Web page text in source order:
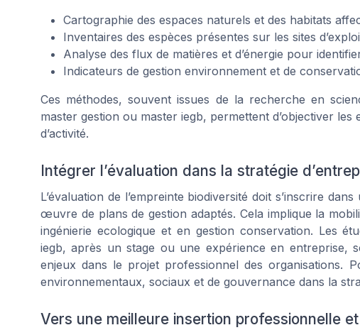
Cartographie des espaces naturels et des habitats
Inventaires des espèces présentes sur les sites
Analyse des flux de matières et d’énergie pour
Indicateurs de gestion environnement et de
Ces méthodes, souvent issues de la recherche en
master gestion ou master iegb, permettent d’objectiver
d’activité.
Intégrer l’évaluation dans la stratégie
L’évaluation de l’empreinte biodiversité doit s’inscrire
œuvre de plans de gestion adaptés. Cela implique la
ingénierie ecologique et en gestion conservation. Les
iegb, après un stage ou une expérience en entreprise,
enjeux dans le projet professionnel des organisations.
environnementaux, sociaux et de gouvernance dans la
Vers une meilleure insertion professionnelle